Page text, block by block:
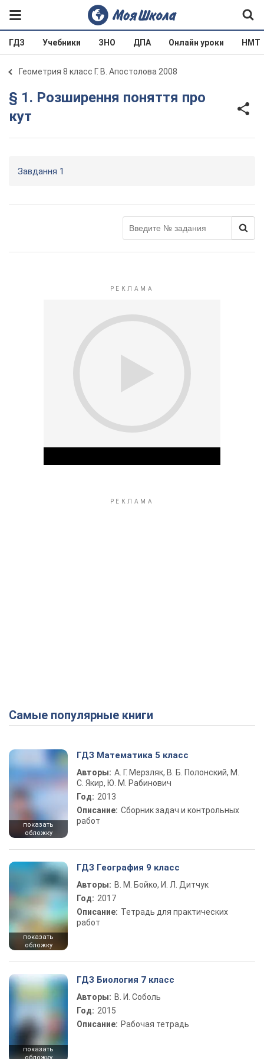
ГДЗ Учебники ЗНО ДПА Онлайн уроки НМТ
Геометрия 8 класс Г. В. Апостолова 2008
§ 1. Розширення поняття про
кут
Завдання 1
Самые популярные книги
показать
обложку
ГДЗ Математика 5 класс
Авторы: А. Г. Мерзляк, В. Б. Полонский, М.
С. Якир, Ю. М. Рабинович
Год: 2013
Описание: Сборник задач и контрольных
работ
показать
обложку
ГДЗ География 9 класс
Авторы: В. М. Бойко, И. Л. Дитчук
Год: 2017
Описание: Тетрадь для практических
работ
показать
ГДЗ Биология 7 класс
Авторы: В. И. Соболь
Год: 2015
Описание: Рабочая тетрадь